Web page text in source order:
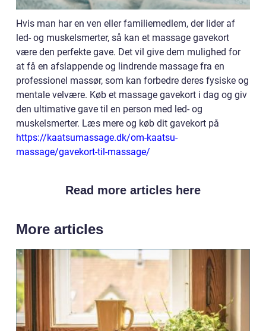
Hvis man har en ven eller familiemedlem, der lider af
led- og muskelsmerter, så kan et massage gavekort
være den perfekte gave. Det vil give dem mulighed for
at få en afslappende og lindrende massage fra en
professionel massør, som kan forbedre deres fysiske og
mentale velvære. Køb et massage gavekort i dag og giv
den ultimative gave til en person med led- og
muskelsmerter. Læs mere og køb dit gavekort på
https://kaatsumassage.dk/om-kaatsu-
massage/gavekort-til-massage/
Read more articles here
More articles